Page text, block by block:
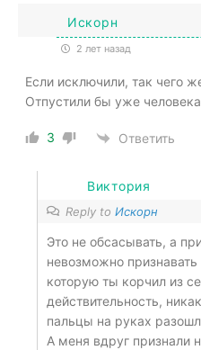
Искорн
2 лет назад
Если исключили, так чего
Отпустили бы уже
3 Ответить
Виктория
Reply to Искорн
Это не обсасывать, а
невозможно
которую ты корчил из
действительность,
пальцы на руках
А меня вдруг признали